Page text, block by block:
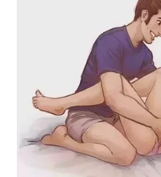
WAHANANEWS
NET
WAHANA
SPORT